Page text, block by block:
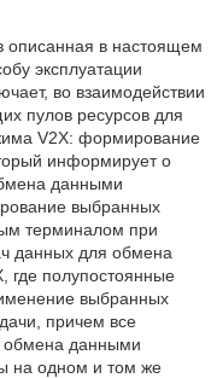
описанная в настоящем
эксплуатации
во взаимодействии
пулов ресурсов для
V2X: формирование
информирует о
данными
выбранных
терминалом при
данных для обмена
где полупостоянные
выбранных
причем все
обмена данными
на одном и том же